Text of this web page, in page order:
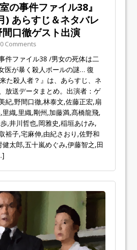
の事件ファイル38』
) あらすじ＆ネタバレ
口徹ゲスト出演
Comments
件ファイル38 /男女の死体は二
医が暴く殺人ボールの謎… 復
た殺人者？』は、あらすじ、ネ
放送データまとめ。出演者：ゲ
紀,野間口徹,林泰文,佐藤正宏,扇
織,里織,剛州,加藤満,髙橋龍飛,
,井川哲也,岡雅史,稲垣あけみ,
裕子,宅麻伸,由紀さおり,佐野和
太郎,五十嵐めぐみ,伊藤智之,田